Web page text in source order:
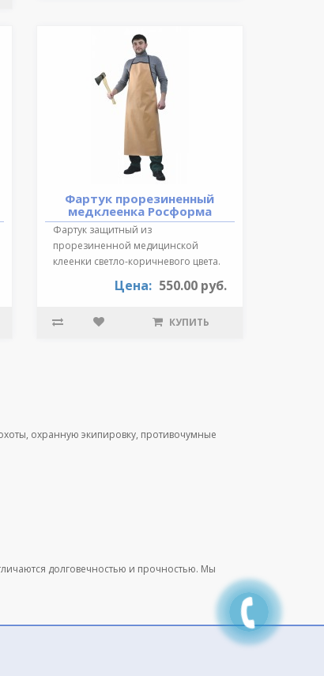
Фартук прорезиненный
медклеенка Росформа
Фартук защитный из
прорезиненной медицинской
клеенки светло-коричневого цвета.
Цена: 550.00 руб.
КУПИТЬ
охранную экипировку, противочумные
долговечностью и прочностью. Мы